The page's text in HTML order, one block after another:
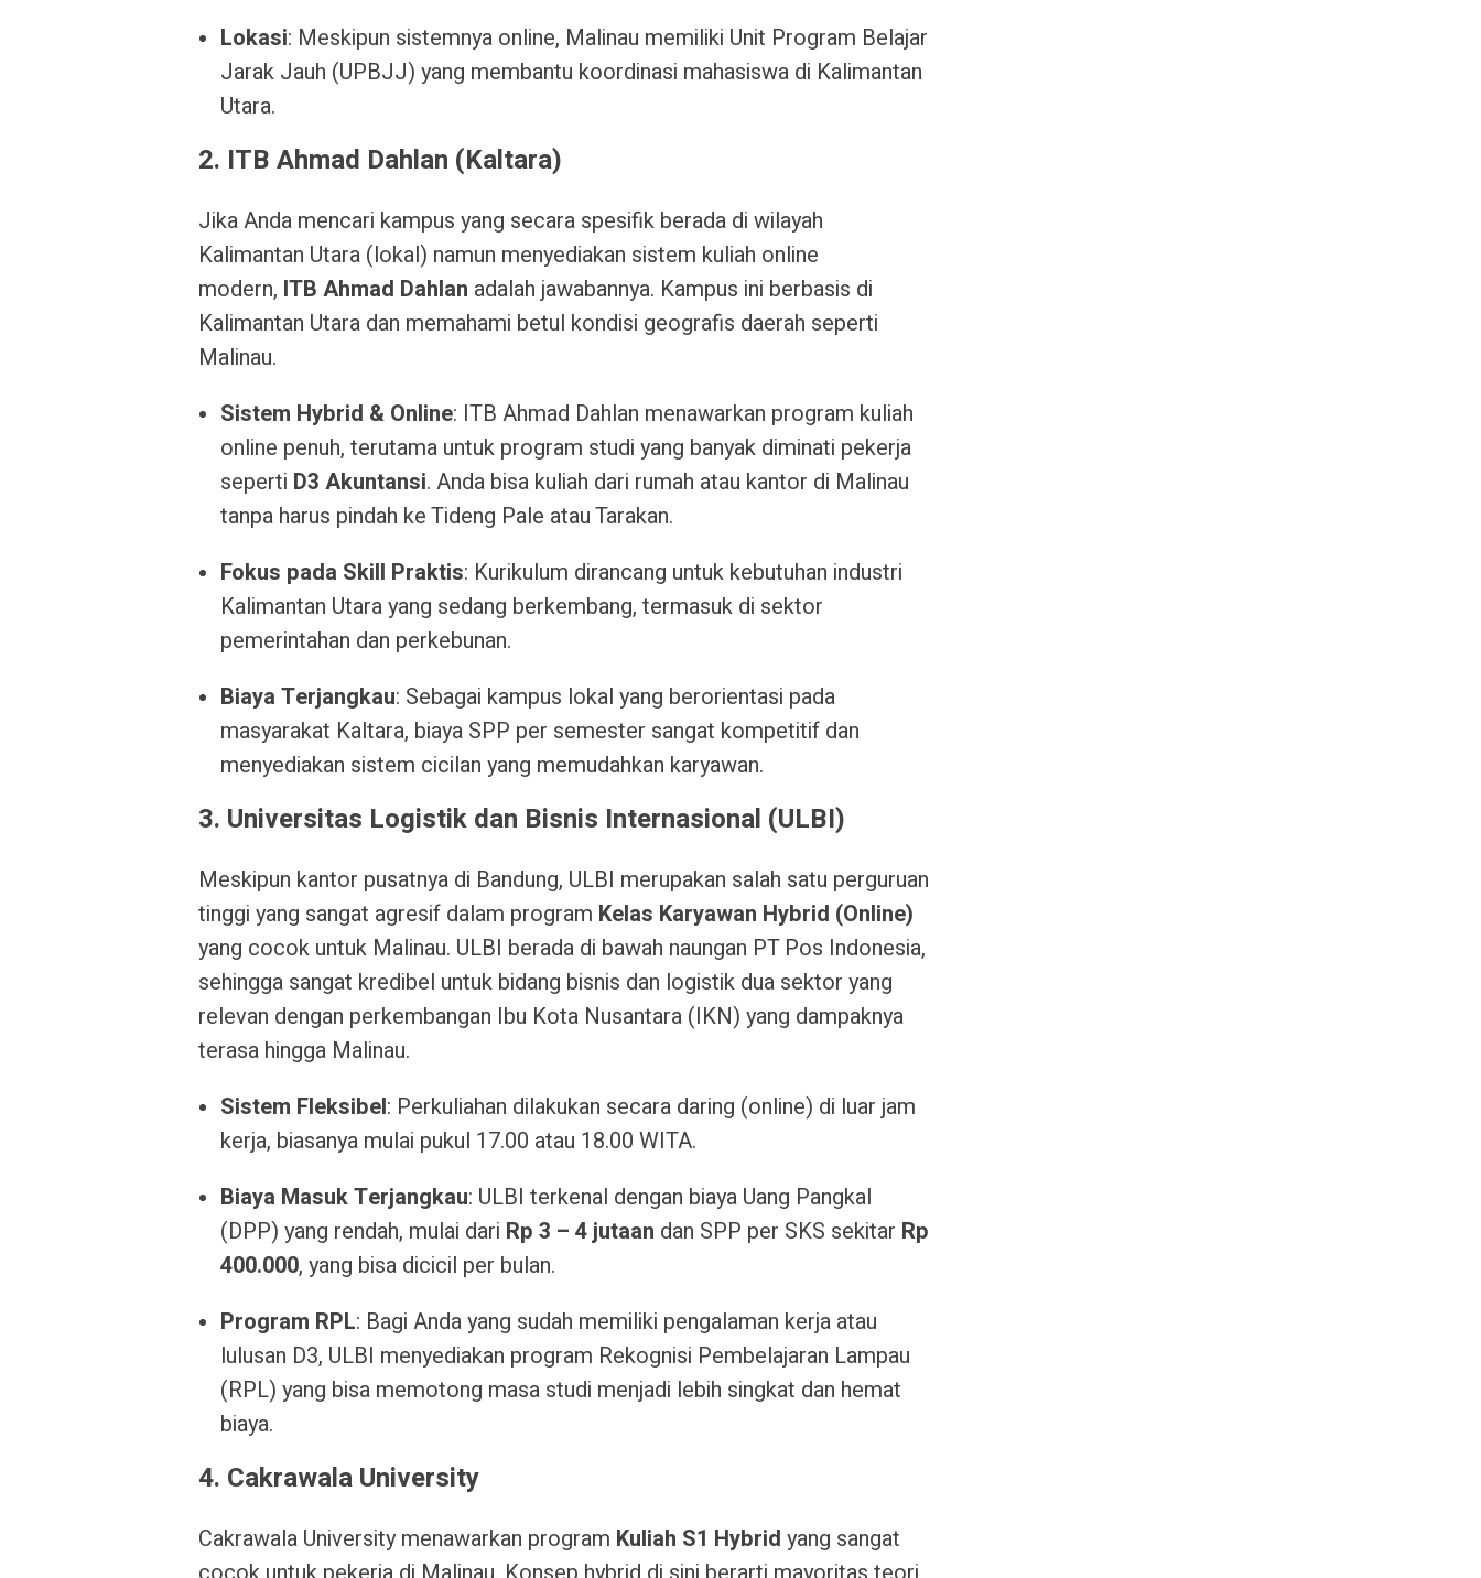
Lokasi: Meskipun sistemnya online, Malinau memiliki Unit Program Belajar
Jarak Jauh (UPBJJ) yang membantu koordinasi mahasiswa di Kalimantan
Utara.
2. ITB Ahmad Dahlan (Kaltara)
Jika Anda mencari kampus yang secara spesifik berada di wilayah
Kalimantan Utara (lokal) namun menyediakan sistem kuliah online
modern, ITB Ahmad Dahlan adalah jawabannya. Kampus ini berbasis di
Kalimantan Utara dan memahami betul kondisi geografis daerah seperti
Malinau.
Sistem Hybrid & Online: ITB Ahmad Dahlan menawarkan program kuliah
online penuh, terutama untuk program studi yang banyak diminati pekerja
seperti D3 Akuntansi. Anda bisa kuliah dari rumah atau kantor di Malinau
tanpa harus pindah ke Tideng Pale atau Tarakan.
Fokus pada Skill Praktis: Kurikulum dirancang untuk kebutuhan industri
Kalimantan Utara yang sedang berkembang, termasuk di sektor
pemerintahan dan perkebunan.
Biaya Terjangkau: Sebagai kampus lokal yang berorientasi pada
masyarakat Kaltara, biaya SPP per semester sangat kompetitif dan
menyediakan sistem cicilan yang memudahkan karyawan.
3. Universitas Logistik dan Bisnis Internasional (ULBI)
Meskipun kantor pusatnya di Bandung, ULBI merupakan salah satu perguruan
tinggi yang sangat agresif dalam program Kelas Karyawan Hybrid (Online)
yang cocok untuk Malinau. ULBI berada di bawah naungan PT Pos Indonesia,
sehingga sangat kredibel untuk bidang bisnis dan logistik dua sektor yang
relevan dengan perkembangan Ibu Kota Nusantara (IKN) yang dampaknya
terasa hingga Malinau.
Sistem Fleksibel: Perkuliahan dilakukan secara daring (online) di luar jam
kerja, biasanya mulai pukul 17.00 atau 18.00 WITA.
Biaya Masuk Terjangkau: ULBI terkenal dengan biaya Uang Pangkal
(DPP) yang rendah, mulai dari Rp 3 – 4 jutaan dan SPP per SKS sekitar Rp
400.000, yang bisa dicicil per bulan.
Program RPL: Bagi Anda yang sudah memiliki pengalaman kerja atau
lulusan D3, ULBI menyediakan program Rekognisi Pembelajaran Lampau
(RPL) yang bisa memotong masa studi menjadi lebih singkat dan hemat
biaya.
4. Cakrawala University
Cakrawala University menawarkan program Kuliah S1 Hybrid yang sangat